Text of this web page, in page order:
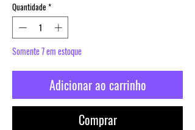
Quantidade *
Somente 7 em estoque
Adicionar ao carrinho
Comprar